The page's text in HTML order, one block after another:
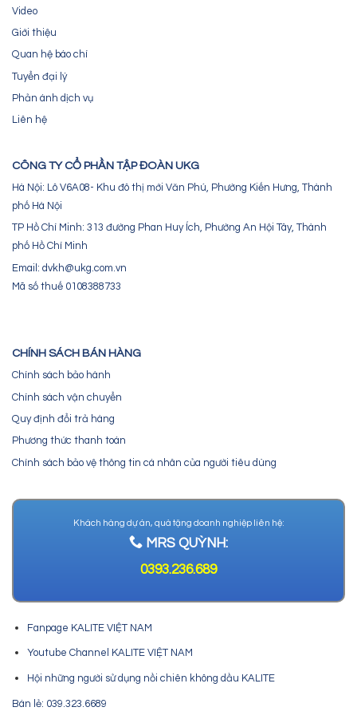
Video
Giới thiệu
Quan hệ báo chí
Tuyển đại lý
Phản ánh dịch vụ
Liên hệ
CÔNG TY CỔ PHẦN TẬP ĐOÀN UKG
Hà Nội: Lô V6A08- Khu đô thị mới Văn Phú, Phường Kiến Hưng, Thành
phố Hà Nội
TP Hồ Chí Minh: 313 đường Phan Huy Ích, Phường An Hội Tây, Thành
phố Hồ Chí Minh
Email: dvkh@ukg.com.vn
Mã số thuế 0108388733
CHÍNH SÁCH BÁN HÀNG
Chính sách bảo hành
Chính sách vận chuyển
Quy định đổi trả hàng
Phương thức thanh toán
Chính sách bảo vệ thông tin cá nhân của người tiêu dùng
Khách hàng dự án, quà tặng doanh nghiệp liên hệ:
MRS QUỲNH:
0393.236.689
Fanpage KALITE VIỆT NAM
Youtube Channel KALITE VIỆT NAM
Hội những người sử dụng nồi chiên không dầu KALITE
Bán lẻ: 039.323.6689